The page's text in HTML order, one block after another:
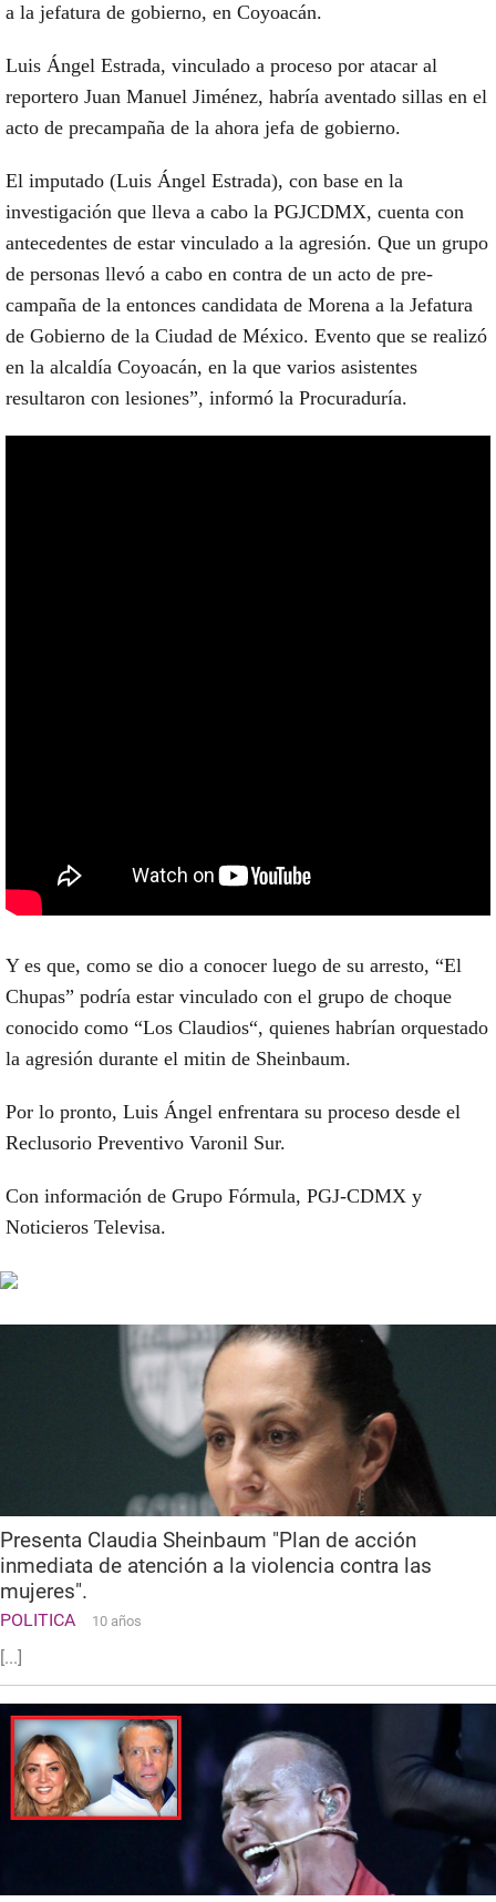
a la jefatura de gobierno, en Coyoacán.
Luis Ángel Estrada, vinculado a proceso por atacar al
reportero Juan Manuel Jiménez, habría aventado sillas en el
acto de precampaña de la ahora jefa de gobierno.
El imputado (Luis Ángel Estrada), con base en la
investigación que lleva a cabo la PGJCDMX, cuenta con
antecedentes de estar vinculado a la agresión. Que un grupo
de personas llevó a cabo en contra de un acto de pre-
campaña de la entonces candidata de Morena a la Jefatura
de Gobierno de la Ciudad de México. Evento que se realizó
en la alcaldía Coyoacán, en la que varios asistentes
resultaron con lesiones”, informó la Procuraduría.
Y es que, como se dio a conocer luego de su arresto, “El
Chupas” podría estar vinculado con el grupo de choque
conocido como “Los Claudios“, quienes habrían orquestado
la agresión durante el mitin de Sheinbaum.
Por lo pronto, Luis Ángel enfrentara su proceso desde el
Reclusorio Preventivo Varonil Sur.
Con información de Grupo Fórmula, PGJ-CDMX y
Noticieros Televisa.
Presenta Claudia Sheinbaum "Plan de acción
inmediata de atención a la violencia contra las
mujeres".
POLITICA 10 años
[...]